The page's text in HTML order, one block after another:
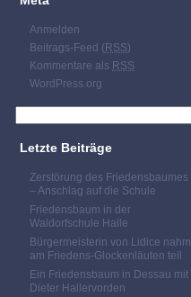
Anmelden
Beitrags-Feed (RSS)
Kommentare als RSS
WordPress.org
Letzte Beiträge
Zerstörung des Friedensbaumes
– Anschlag auf die Schule
Friedensbaum in der
Waldorfschule Halle
Bürgermeisterin von Lidice nahm
am Friedens-Glockenläuten teil
Ein Friedensbaum in Dessau mit
Dieter Hallervorden